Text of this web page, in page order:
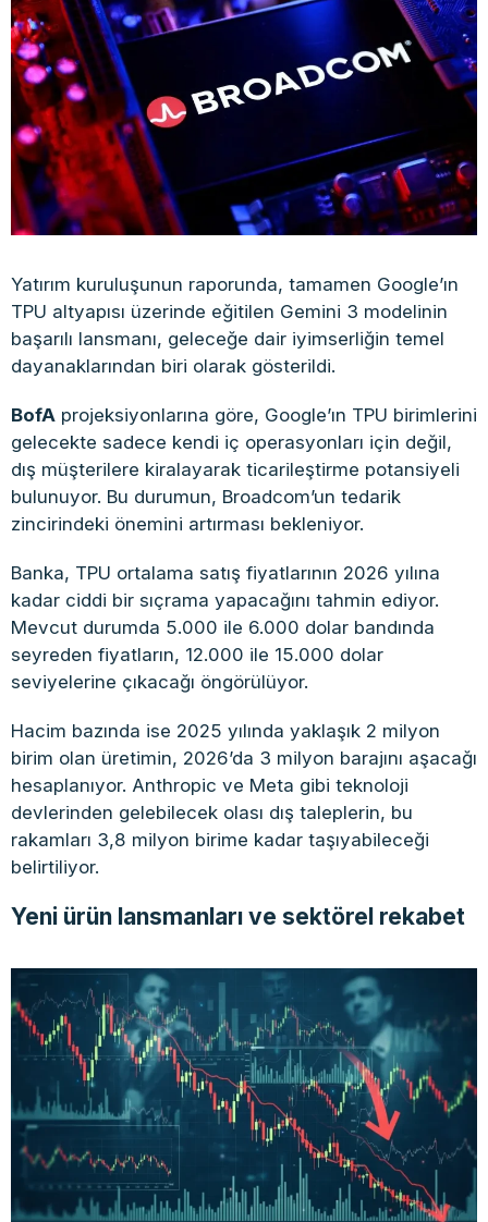
Yatırım kuruluşunun raporunda, tamamen Google’ın
TPU altyapısı üzerinde eğitilen Gemini 3 modelinin
başarılı lansmanı, geleceğe dair iyimserliğin temel
dayanaklarından biri olarak gösterildi.
BofA projeksiyonlarına göre, Google’ın TPU birimlerini
gelecekte sadece kendi iç operasyonları için değil,
dış müşterilere kiralayarak ticarileştirme potansiyeli
bulunuyor. Bu durumun, Broadcom’un tedarik
zincirindeki önemini artırması bekleniyor.
Banka, TPU ortalama satış fiyatlarının 2026 yılına
kadar ciddi bir sıçrama yapacağını tahmin ediyor.
Mevcut durumda 5.000 ile 6.000 dolar bandında
seyreden fiyatların, 12.000 ile 15.000 dolar
seviyelerine çıkacağı öngörülüyor.
Hacim bazında ise 2025 yılında yaklaşık 2 milyon
birim olan üretimin, 2026’da 3 milyon barajını aşacağı
hesaplanıyor. Anthropic ve Meta gibi teknoloji
devlerinden gelebilecek olası dış taleplerin, bu
rakamları 3,8 milyon birime kadar taşıyabileceği
belirtiliyor.
Yeni ürün lansmanları ve sektörel rekabet